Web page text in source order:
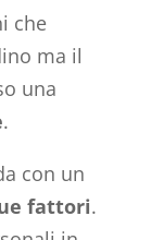
che
ma il
una
.
con un
fattori.